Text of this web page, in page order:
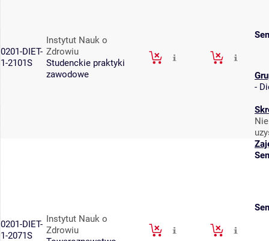
0201-DIET-
1-2101S
Instytut Nauk o
Zdrowiu
Studenckie praktyki
zawodowe
-
0201-DIET-
1-2071S
Instytut Nauk o
Zdrowiu